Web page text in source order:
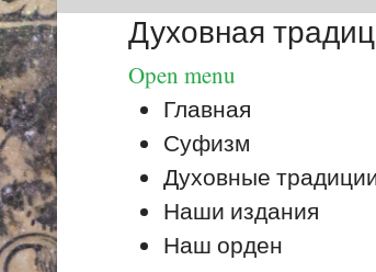
Духовная
Open menu
Главная
Суфизм
Духовные
Наши издания
Наш орден